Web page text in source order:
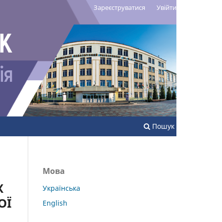
Пошук
Зареєструватися Увійти
Мова
Українська
English